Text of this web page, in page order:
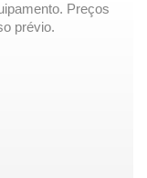
Preços
prévio.